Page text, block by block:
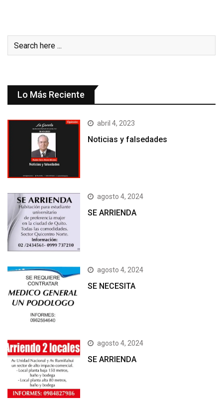
Lo Más Reciente
abril 4, 2023
Noticias y falsedades
agosto 4, 2024
SE ARRIENDA
agosto 4, 2024
SE NECESITA
agosto 4, 2024
SE ARRIENDA